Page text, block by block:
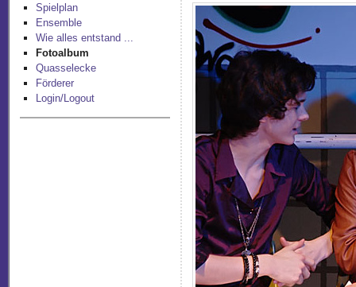
Spielplan
Ensemble
Wie alles entstand ...
Fotoalbum
Quasselecke
Förderer
Login/Logout